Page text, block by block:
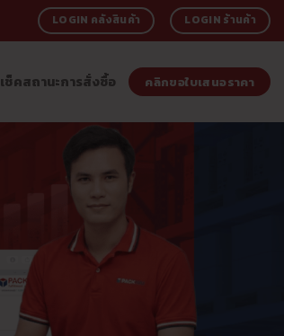
LOGIN คลังสินค้า LOGIN ร้านค้า
เช็คสถานะการสั่งซื้อ คลิกขอใบเสนอราคา